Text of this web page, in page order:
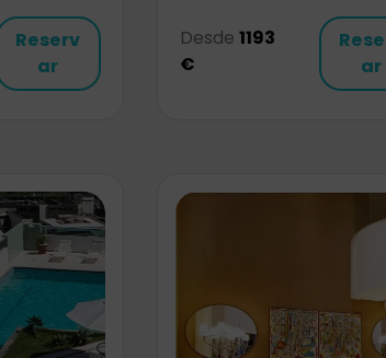
Reserv
ar
Desde 1193
€
ar